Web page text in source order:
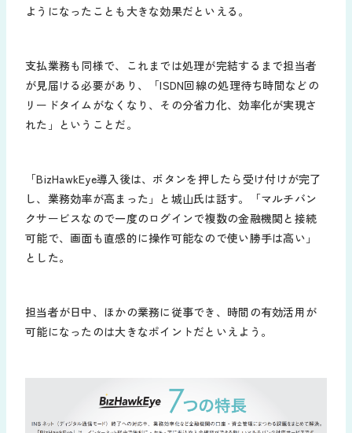
ようになったことも大きな効果だといえる。
支払業務も同様で、これまでは処理が完結するまで担当者
が見届ける必要があり、「ISDN回線の処理待ち時間などの
リードタイムがなくなり、その分省力化、効率化が実現さ
れた」ということだ。
「BizHawkEye導入後は、ボタンを押したら受け付けが完了
し、業務効率が高まった」と城山氏は話す。「マルチバン
クサービスなので一度のログインで複数の金融機関と接続
可能で、画面も直感的に操作可能なので使い勝手は高い」
とした。
担当者が日中、ほかの業務に従事でき、時間の有効活用が
可能になったのは大きなポイントだといえよう。